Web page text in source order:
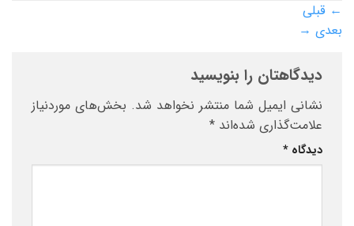
← قبلی
بعدی →
دیدگاهتان را بنویسید
نشانی ایمیل شما منتشر نخواهد شد. بخش‌های موردنیاز
علامت‌گذاری شده‌اند *
دیدگاه *